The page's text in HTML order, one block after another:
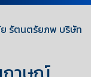
รัตนตรัยภพ บริษัท